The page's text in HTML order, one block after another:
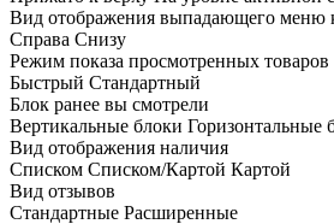
Вид отображения выпадающего меню
Справа Снизу
Режим показа просмотренных товаров
Быстрый Стандартный
Блок ранее вы смотрели
Вертикальные блоки Горизонтальные
Вид отображения наличия
Списком Списком/Картой Картой
Вид отзывов
Стандартные Расширенные